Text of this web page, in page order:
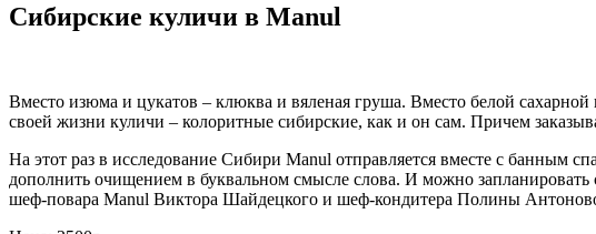
Сибирские куличи в Manul
Вместо изюма и цукатов – клюква и вяленая груша. Вместо белой
своей жизни куличи – колоритные сибирские, как и он сам. Причем
На этот раз в исследование Сибири Manul отправляется вместе с банным
дополнить очищением в буквальном смысле слова. И можно
шеф-повара Manul Виктора Шайдецкого и шеф-кондитера Полины